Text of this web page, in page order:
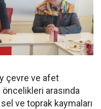
çevre ve afet
arasında
ve toprak kaymaları